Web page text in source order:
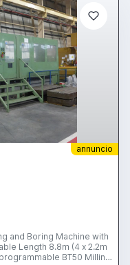
annuncio
and Boring Machine with
Length 8.8m (4 x 2.2m
BT50 Milling